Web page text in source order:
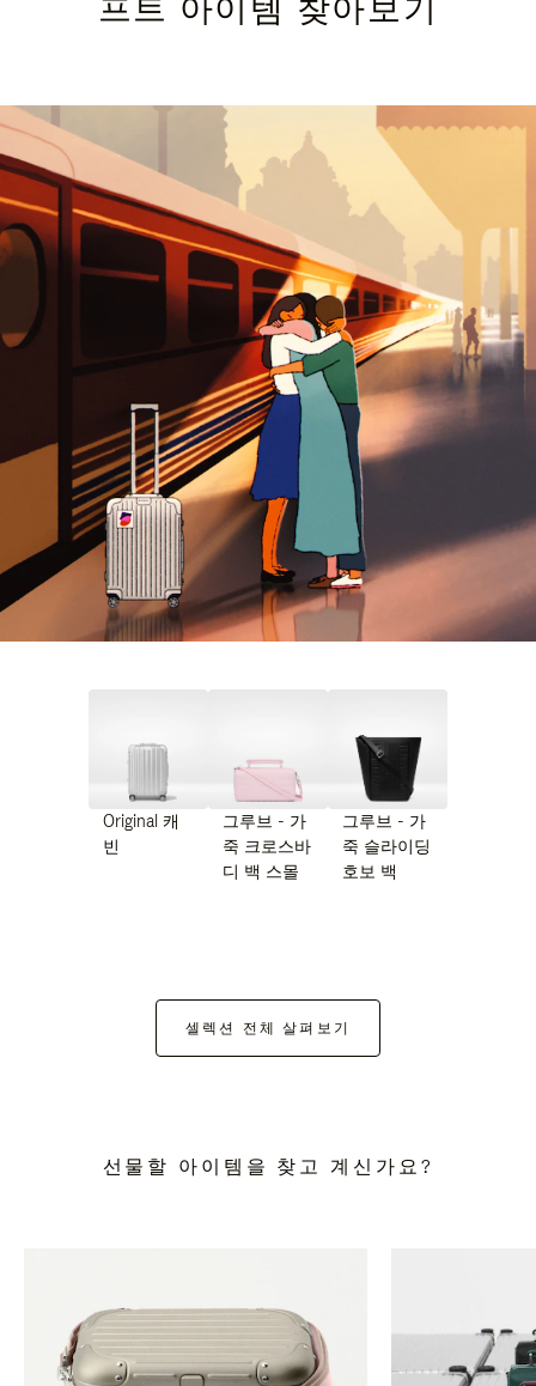
Original 캐
빈
그루브 - 가
죽 크로스바
디 백 스몰
그루브 - 가
죽 슬라이딩
호보 백
셀렉션 전체 살펴보기
선물할 아이템을 찾고 계신가요?